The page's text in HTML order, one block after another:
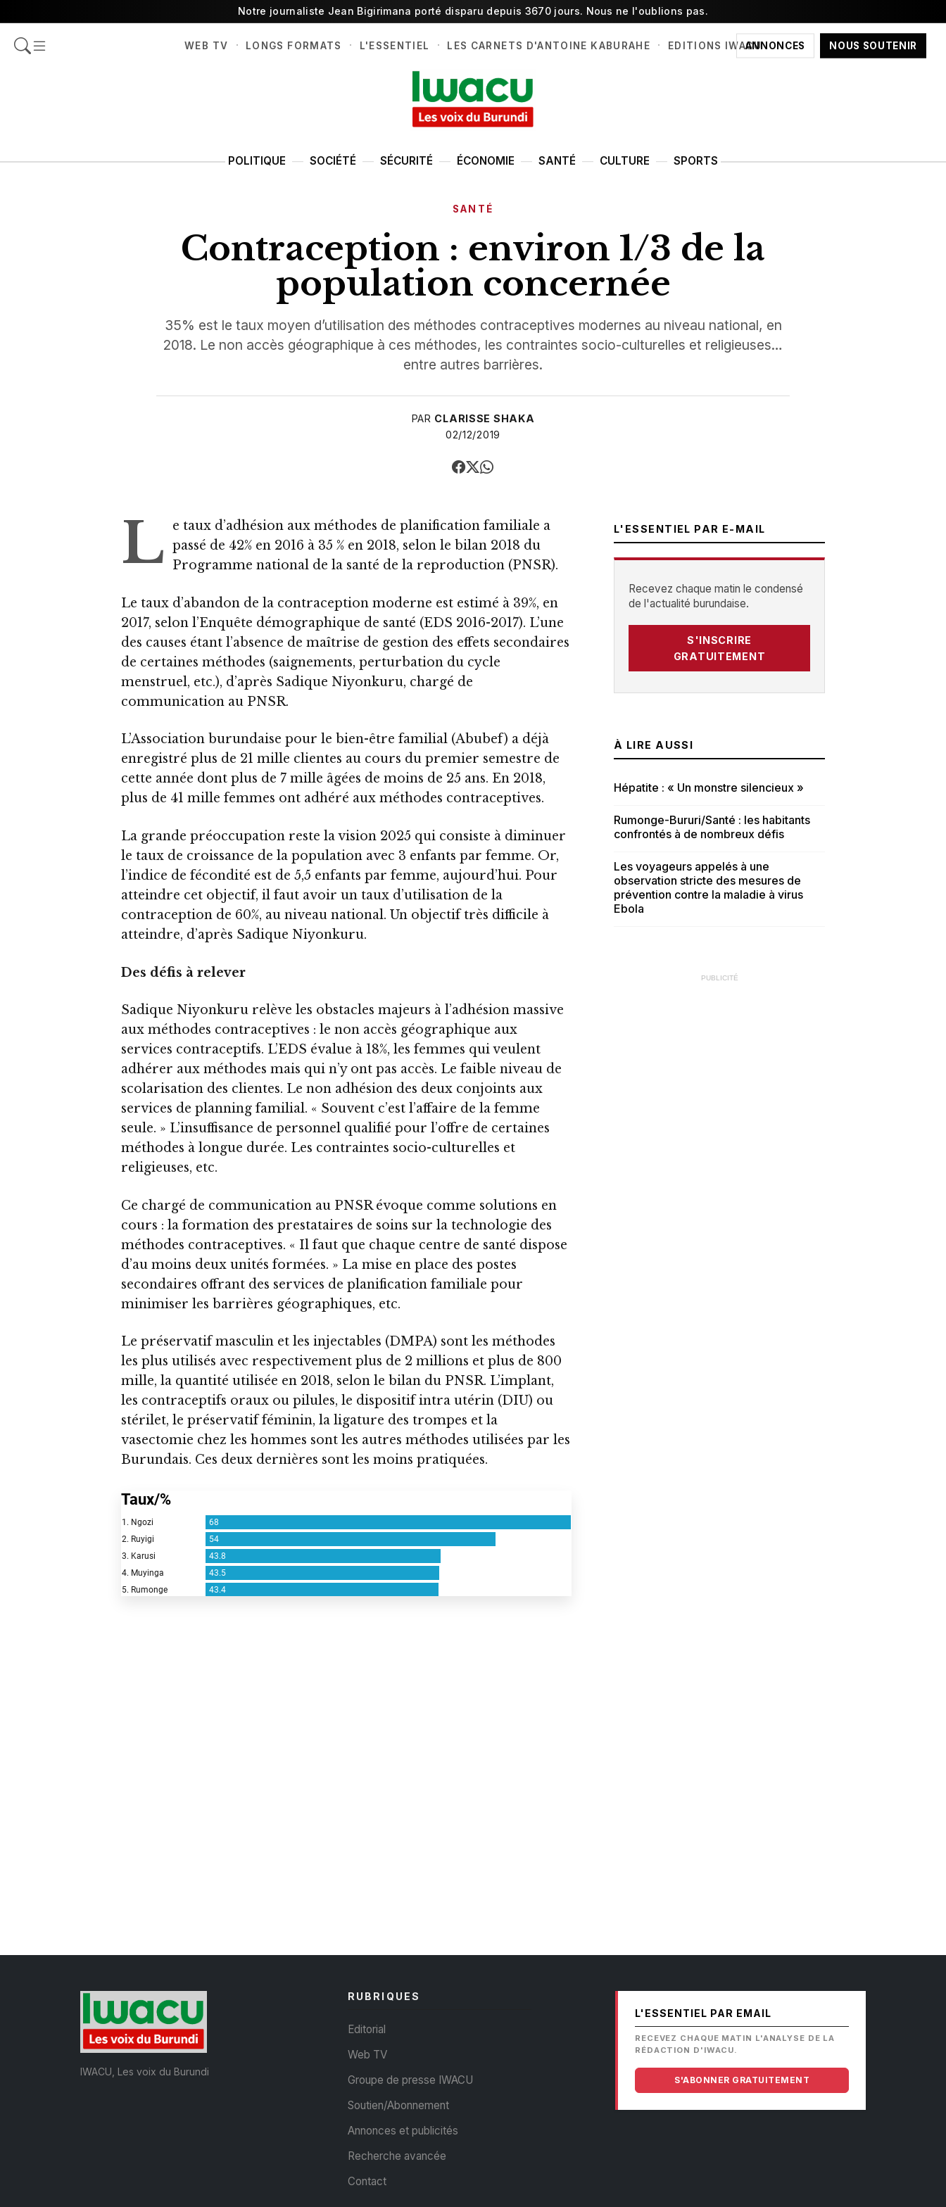
Notre journaliste Jean Bigirimana porté disparu depuis 3670 jours. Nous ne l'oublions pas.
ANNONCES NOUS SOUTENIR
WEB TV · LONGS FORMATS · L'ESSENTIEL · LES CARNETS D'ANTOINE KABURAHE · EDITIONS IWACU
POLITIQUE SOCIÉTÉ SÉCURITÉ ÉCONOMIE SANTÉ CULTURE SPORTS
SANTÉ
Contraception : environ 1/3 de la
population concernée
35% est le taux moyen d’utilisation des méthodes contraceptives modernes au niveau national, en
2018. Le non accès géographique à ces méthodes, les contraintes socio-culturelles et religieuses…
entre autres barrières.
PAR CLARISSE SHAKA
02/12/2019
L
e taux d’adhésion aux méthodes de planification familiale a
passé de 42% en 2016 à 35 % en 2018, selon le bilan 2018 du
Programme national de la santé de la reproduction (PNSR).
Le taux d’abandon de la contraception moderne est estimé à 39%, en
2017, selon l’Enquête démographique de santé (EDS 2016-2017). L’une
des causes étant l’absence de maîtrise de gestion des effets secondaires
de certaines méthodes (saignements, perturbation du cycle
menstruel, etc.), d’après Sadique Niyonkuru, chargé de
communication au PNSR.
L’Association burundaise pour le bien-être familial (Abubef) a déjà
enregistré plus de 21 mille clientes au cours du premier semestre de
cette année dont plus de 7 mille âgées de moins de 25 ans. En 2018,
plus de 41 mille femmes ont adhéré aux méthodes contraceptives.
La grande préoccupation reste la vision 2025 qui consiste à diminuer
le taux de croissance de la population avec 3 enfants par femme. Or,
l’indice de fécondité est de 5,5 enfants par femme, aujourd’hui. Pour
atteindre cet objectif, il faut avoir un taux d’utilisation de la
contraception de 60%, au niveau national. Un objectif très difficile à
atteindre, d’après Sadique Niyonkuru.
Des défis à relever
Sadique Niyonkuru relève les obstacles majeurs à l’adhésion massive
aux méthodes contraceptives : le non accès géographique aux
services contraceptifs. L’EDS évalue à 18%, les femmes qui veulent
adhérer aux méthodes mais qui n’y ont pas accès. Le faible niveau de
scolarisation des clientes. Le non adhésion des deux conjoints aux
services de planning familial. « Souvent c’est l’affaire de la femme
seule. » L’insuffisance de personnel qualifié pour l’offre de certaines
méthodes à longue durée. Les contraintes socio-culturelles et
religieuses, etc.
Ce chargé de communication au PNSR évoque comme solutions en
cours : la formation des prestataires de soins sur la technologie des
méthodes contraceptives. « Il faut que chaque centre de santé dispose
d’au moins deux unités formées. » La mise en place des postes
secondaires offrant des services de planification familiale pour
minimiser les barrières géographiques, etc.
Le préservatif masculin et les injectables (DMPA) sont les méthodes
les plus utilisés avec respectivement plus de 2 millions et plus de 800
mille, la quantité utilisée en 2018, selon le bilan du PNSR. L’implant,
les contraceptifs oraux ou pilules, le dispositif intra utérin (DIU) ou
stérilet, le préservatif féminin, la ligature des trompes et la
vasectomie chez les hommes sont les autres méthodes utilisées par les
Burundais. Ces deux dernières sont les moins pratiquées.
L'ESSENTIEL PAR E-MAIL
Recevez chaque matin le condensé
de l'actualité burundaise.
S'INSCRIRE
GRATUITEMENT
À LIRE AUSSI
Hépatite : « Un monstre silencieux »
Rumonge-Bururi/Santé : les habitants
confrontés à de nombreux défis
Les voyageurs appelés à une
observation stricte des mesures de
prévention contre la maladie à virus
Ebola
PUBLICITÉ
IWACU, Les voix du Burundi
RUBRIQUES
Editorial
Web TV
Groupe de presse IWACU
Soutien/Abonnement
Annonces et publicités
Recherche avancée
Contact
L'ESSENTIEL PAR EMAIL
RECEVEZ CHAQUE MATIN L'ANALYSE DE LA
RÉDACTION D'IWACU.
S'ABONNER GRATUITEMENT